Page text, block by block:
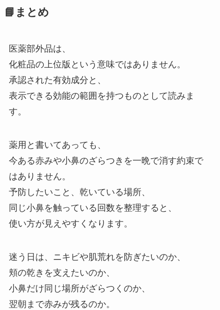
📘まとめ
医薬部外品は、
化粧品の上位版という意味ではありません。
承認された有効成分と、
表示できる効能の範囲を持つものとして読みま
す。
薬用と書いてあっても、
今ある赤みや小鼻のざらつきを一晩で消す約束で
はありません。
予防したいこと、乾いている場所、
同じ小鼻を触っている回数を整理すると、
使い方が見えやすくなります。
迷う日は、ニキビや肌荒れを防ぎたいのか、
頬の乾きを支えたいのか、
小鼻だけ同じ場所がざらつくのか、
翌朝まで赤みが残るのか。